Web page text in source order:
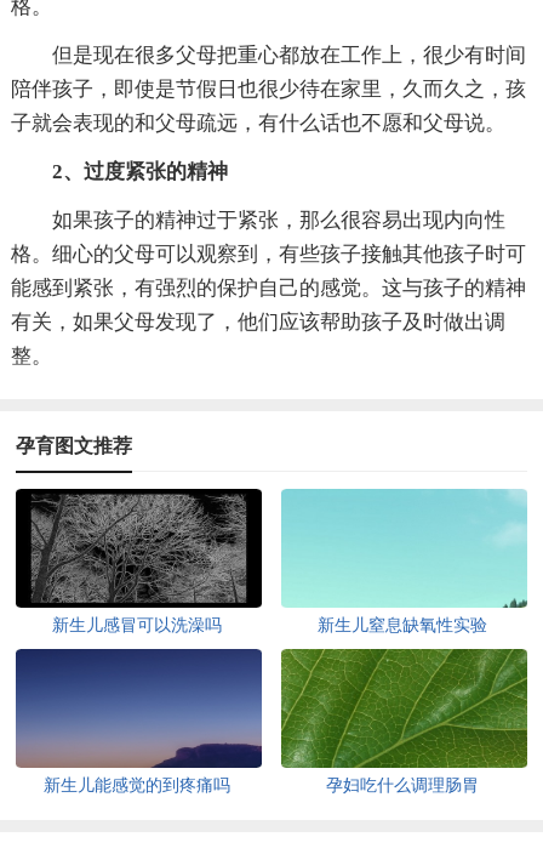
格。
但是现在很多父母把重心都放在工作上，很少有时间
陪伴孩子，即使是节假日也很少待在家里，久而久之，孩
子就会表现的和父母疏远，有什么话也不愿和父母说。
2、过度紧张的精神
如果孩子的精神过于紧张，那么很容易出现内向性
格。细心的父母可以观察到，有些孩子接触其他孩子时可
能感到紧张，有强烈的保护自己的感觉。这与孩子的精神
有关，如果父母发现了，他们应该帮助孩子及时做出调
整。
孕育图文推荐
新生儿感冒可以洗澡吗 新生儿窒息缺氧性实验
新生儿能感觉的到疼痛吗 孕妇吃什么调理肠胃